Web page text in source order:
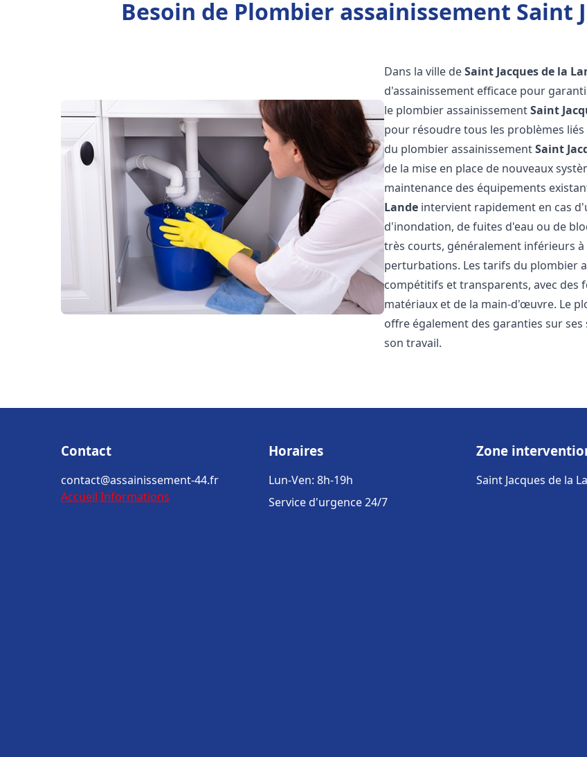
Besoin de Plombier assainissement Saint
Dans la ville deSaint Jacques de la
d'assainissement efficace pour
le plombier assainissementSaint
pour résoudre tous les problèmes liés
du plombier assainissementSaint
de la mise en place de nouveaux
maintenance des équipements
Lande intervient rapidement en cas
d'inondation, de fuites d'eau ou de
très courts, généralement inférieurs
perturbations. Les tarifs du plombier
compétitifs et transparents, avec des
matériaux et de la main-d'œuvre. Le
offre également des garanties sur
son travail.
Contact
contact@assainissement-44.fr
Accueil Informations
Horaires
Lun-Ven: 8h-19h
Service d'urgence 24/7
Zone
Saint Jacques de la